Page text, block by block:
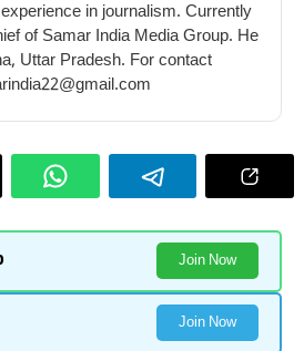
in journalism. Currently
of Samar India Media Group. He
Uttar Pradesh. For contact
Join Now
Join Now